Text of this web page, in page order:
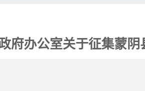
府办公室关于征集蒙阴